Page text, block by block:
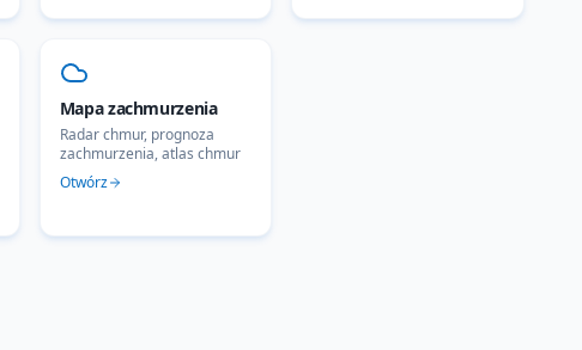
Mapa zachmurzenia
Radar chmur, prognoza
zachmurzenia, atlas chmur
Otwórz